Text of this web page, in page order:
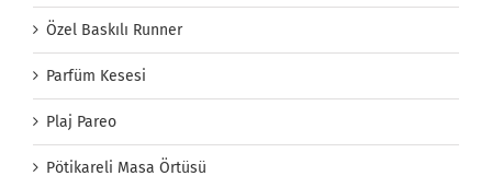
Özel Baskılı Runner
Parfüm Kesesi
Plaj Pareo
Pötikareli Masa Örtüsü